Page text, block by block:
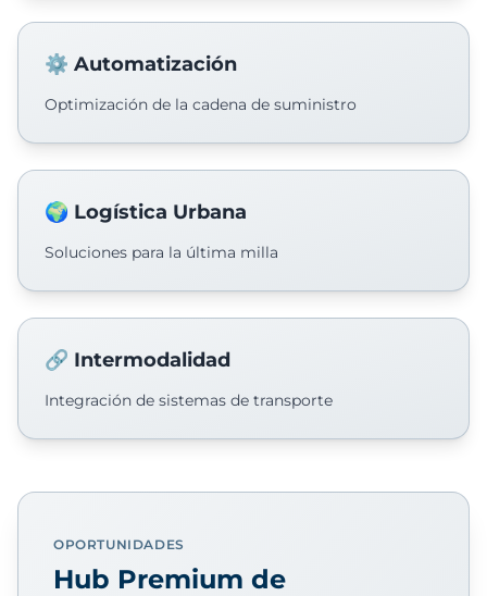
⚙️ Automatización
Optimización de la cadena de suministro
🌍 Logística Urbana
Soluciones para la última milla
🔗 Intermodalidad
Integración de sistemas de transporte
OPORTUNIDADES
Hub Premium de